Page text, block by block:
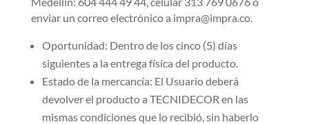
enviar un correo electrónico a impra@impra.co.
Oportunidad: Dentro de los cinco (5) días
siguientes a la entrega física del producto.
Estado de la mercancía: El Usuario deberá
devolver el producto a TECNIDECOR en las
mismas condiciones que lo recibió, sin haberlo